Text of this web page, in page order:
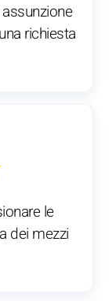
richiesta
le
dei mezzi